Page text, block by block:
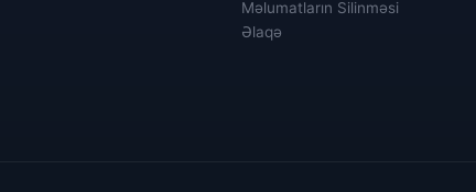
Məlumatların Silinməsi
Əlaqə